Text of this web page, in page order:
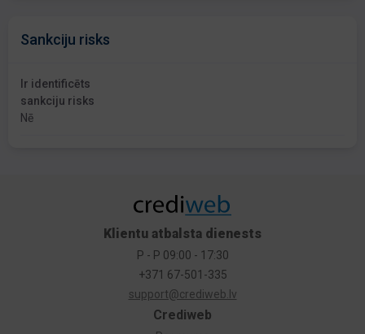
Sankciju risks
Ir identificēts
sankciju risks
Nē
Crediweb
Klientu atbalsta dienests
P - P 09:00 - 17:30
+371 67-501-335
support@crediweb.lv